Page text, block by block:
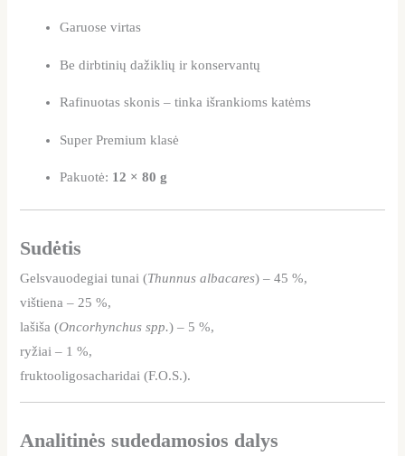
Garuose virtas
Be dirbtinių dažiklių ir konservantų
Rafinuotas skonis – tinka išrankioms katėms
Super Premium klasė
Pakuotė: 12 × 80 g
Sudėtis
Gelsvauodegiai tunai (Thunnus albacares) – 45 %,
vištiena – 25 %,
lašiša (Oncorhynchus spp.) – 5 %,
ryžiai – 1 %,
fruktooligosacharidai (F.O.S.).
Analitinės sudedamosios dalys